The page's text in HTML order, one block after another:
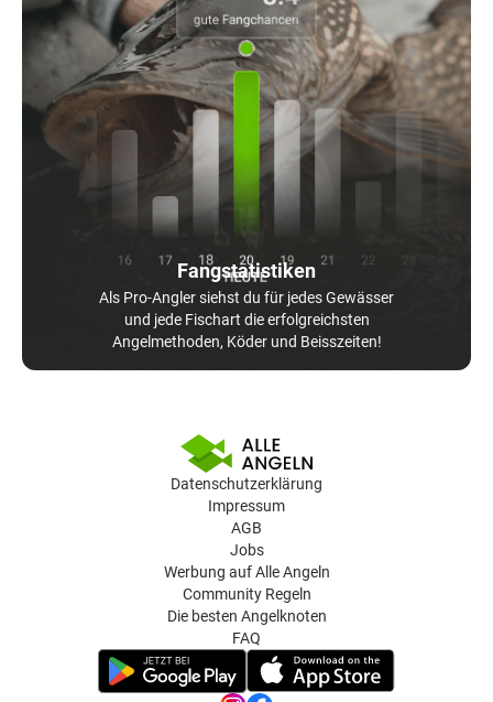
Fangstatistiken
Als Pro-Angler siehst du für jedes Gewässer
und jede Fischart die erfolgreichsten
Angelmethoden, Köder und Beisszeiten!
Datenschutzerklärung
Impressum
AGB
Jobs
Werbung auf Alle Angeln
Community Regeln
Die besten Angelknoten
FAQ